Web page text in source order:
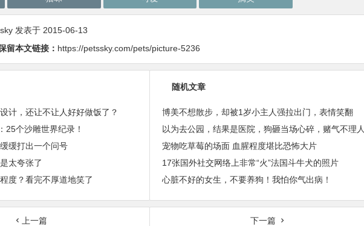
发表于 2015-06-13
留本文链接： https://petssky.com/pets/picture-5236
计，还让不让人好好做饭了？
25个沙雕世界纪录！
缓打出一个问号
太夸张了
度？看完不厚道地笑了
随机文章
博美不想散步，却被1岁小主人强拉出门，表情笑翻
以为去公园，结果是医院，狗砸当场心碎，赌气不理人
宠物吃草莓的场面 血腥程度堪比恐怖大片
17张国外社交网络上非常“火”法国斗牛犬的照片
心脏不好的女生，不要养狗！我怕你气出病！
上一篇
下一篇